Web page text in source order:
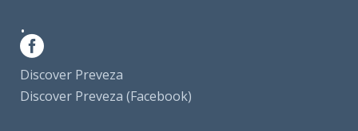
.
Discover Preveza
Discover Preveza (Facebook)